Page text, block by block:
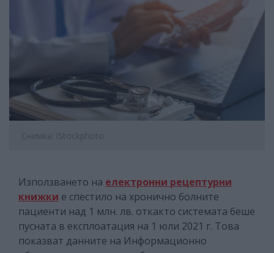
Снимка: iStockphoto
Използването на електронни рецептурни
книжки е спестило на хронично болните
пациенти над 1 млн. лв. откакто системата беше
пусната в експлоатация на 1 юли 2021 г. Това
показват данните на Информационно